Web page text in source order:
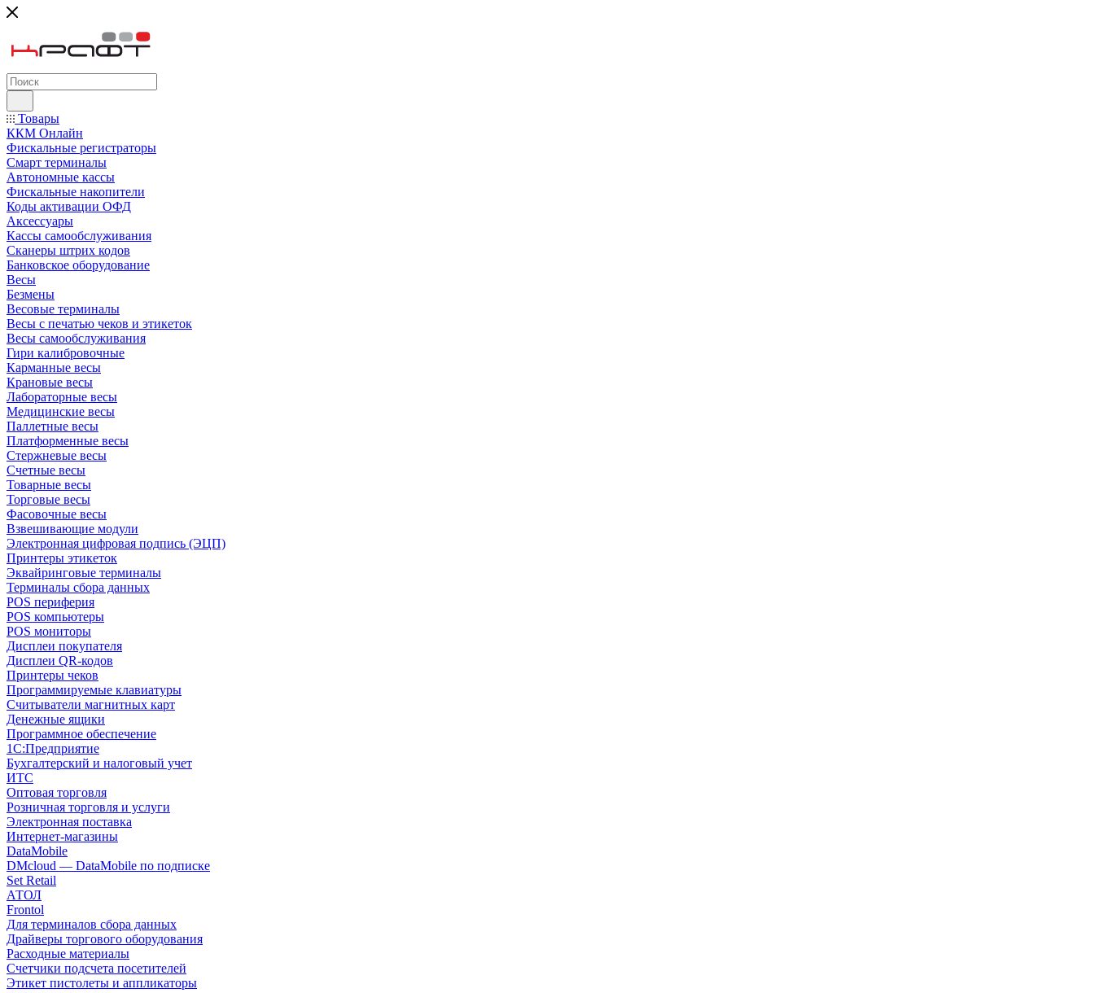
Товары
ККМ Онлайн
Фискальные регистраторы
Смарт терминалы
Автономные кассы
Фискальные накопители
Коды активации ОФД
Аксессуары
Кассы самообслуживания
Сканеры штрих кодов
Банковское оборудование
Весы
Безмены
Весовые терминалы
Весы с печатью чеков и этикеток
Весы самообслуживания
Гири калибровочные
Карманные весы
Крановые весы
Лабораторные весы
Медицинские весы
Паллетные весы
Платформенные весы
Стержневые весы
Счетные весы
Товарные весы
Торговые весы
Фасовочные весы
Взвешивающие модули
Электронная цифровая подпись (ЭЦП)
Принтеры этикеток
Эквайринговые терминалы
Терминалы сбора данных
POS периферия
POS компьютеры
POS мониторы
Дисплеи покупателя
Дисплеи QR-кодов
Принтеры чеков
Программируемые клавиатуры
Считыватели магнитных карт
Денежные ящики
Программное обеспечение
1С:Предприятие
Бухгалтерский и налоговый учет
ИТС
Оптовая торговля
Розничная торговля и услуги
Электронная поставка
Интернет-магазины
DataMobile
DMcloud — DataMobile по подписке
Set Retail
АТОЛ
Frontol
Для терминалов сбора данных
Драйверы торгового оборудования
Расходные материалы
Счетчики подсчета посетителей
Этикет пистолеты и аппликаторы